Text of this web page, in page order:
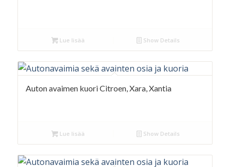
Lue lisää Show Details
Auton avaimen kuori Citroen, Xara, Xantia
Lue lisää Show Details